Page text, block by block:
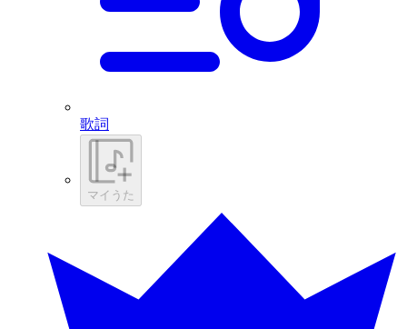
歌詞
マイうた